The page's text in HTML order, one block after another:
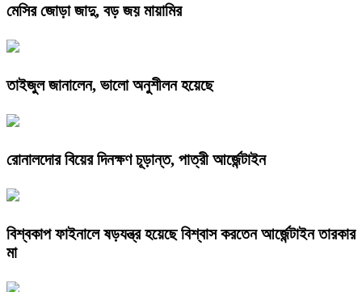
মেসির জোড়া জাদু, বড় জয় মায়ামির
তাইজুল জানালেন, ভালো অনুশীলন হয়েছে
রোনালদোর বিয়ের দিনক্ষণ চূড়ান্ত, পাত্রী আর্জেন্টাইন
বিশ্বকাপ ফাইনালে ষড়যন্ত্র হয়েছে বিশ্বাস করতেন আর্জেন্টাইন তারকার
মা